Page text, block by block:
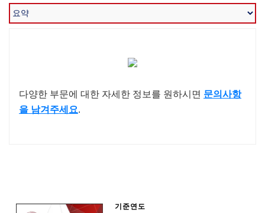
다양한 부문에 대한 자세한 정보를 원하시면 문의사항
을 남겨주세요.
기준연도